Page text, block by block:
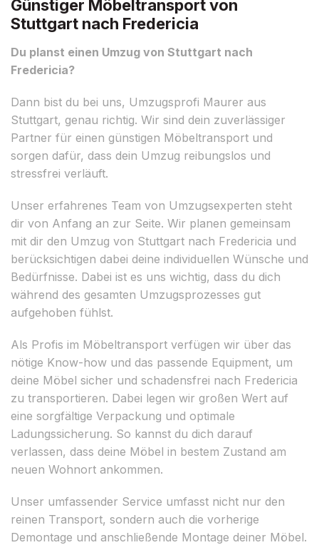
Günstiger Möbeltransport von
Stuttgart nach Fredericia
Du planst einen Umzug von Stuttgart nach
Fredericia?
Dann bist du bei uns, Umzugsprofi Maurer aus
Stuttgart, genau richtig. Wir sind dein zuverlässiger
Partner für einen günstigen Möbeltransport und
sorgen dafür, dass dein Umzug reibungslos und
stressfrei verläuft.
Unser erfahrenes Team von Umzugsexperten steht
dir von Anfang an zur Seite. Wir planen gemeinsam
mit dir den Umzug von Stuttgart nach Fredericia und
berücksichtigen dabei deine individuellen Wünsche und
Bedürfnisse. Dabei ist es uns wichtig, dass du dich
während des gesamten Umzugsprozesses gut
aufgehoben fühlst.
Als Profis im Möbeltransport verfügen wir über das
nötige Know-how und das passende Equipment, um
deine Möbel sicher und schadensfrei nach Fredericia
zu transportieren. Dabei legen wir großen Wert auf
eine sorgfältige Verpackung und optimale
Ladungssicherung. So kannst du dich darauf
verlassen, dass deine Möbel in bestem Zustand am
neuen Wohnort ankommen.
Unser umfassender Service umfasst nicht nur den
reinen Transport, sondern auch die vorherige
Demontage und anschließende Montage deiner Möbel.